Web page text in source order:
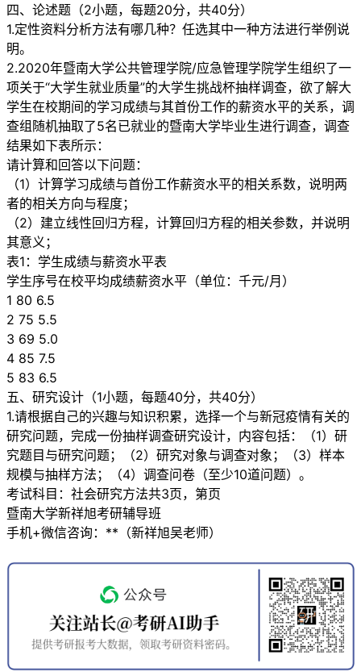
四、论述题（2小题，每题20分，共40分）
1.定性资料分析方法有哪几种？任选其中一种方法进行举例说
明。
2.2020年暨南大学公共管理学院/应急管理学院学生组织了一
项关于“大学生就业质量”的大学生挑战杯抽样调查，欲了解大
学生在校期间的学习成绩与其首份工作的薪资水平的关系，调
查组随机抽取了5名已就业的暨南大学毕业生进行调查，调查
结果如下表所示：
请计算和回答以下问题：
（1）计算学习成绩与首份工作薪资水平的相关系数，说明两
者的相关方向与程度；
（2）建立线性回归方程，计算回归方程的相关参数，并说明
其意义；
表1：学生成绩与薪资水平表
学生序号在校平均成绩薪资水平（单位：千元/月）
1 80 6.5
2 75 5.5
3 69 5.0
4 85 7.5
5 83 6.5
五、研究设计（1小题，每题40分，共40分）
1.请根据自己的兴趣与知识积累，选择一个与新冠疫情有关的
研究问题，完成一份抽样调查研究设计，内容包括：（1）研
究题目与研究问题；（2）研究对象与调查对象；（3）样本
规模与抽样方法；（4）调查问卷（至少10道问题）。
考试科目：社会研究方法共3页，第页
暨南大学新祥旭考研辅导班
手机+微信咨询：**（新祥旭吴老师）